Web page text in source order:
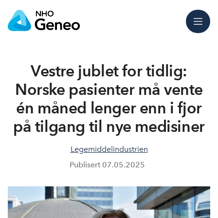
Meny
Vestre jublet for tidlig:
Norske pasienter må vente
én måned lenger enn i fjor
på tilgang til nye medisiner
Legemiddelindustrien
Publisert 07.05.2025